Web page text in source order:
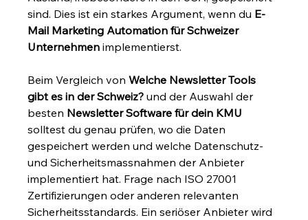
sind. Dies ist ein starkes Argument, wenn du E-
Mail Marketing Automation für Schweizer
Unternehmen implementierst.
Beim Vergleich von Welche Newsletter Tools
gibt es in der Schweiz? und der Auswahl der
besten Newsletter Software für dein KMU
solltest du genau prüfen, wo die Daten
gespeichert werden und welche Datenschutz-
und Sicherheitsmassnahmen der Anbieter
implementiert hat. Frage nach ISO 27001
Zertifizierungen oder anderen relevanten
Sicherheitsstandards. Ein seriöser Anbieter wird